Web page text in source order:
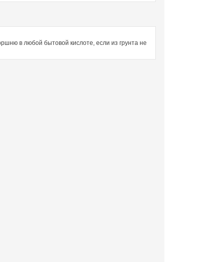
в любой бытовой кислоте, если из грунта не